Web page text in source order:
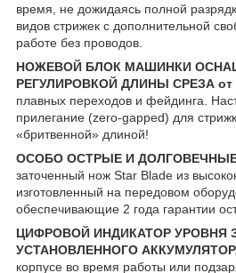
время, не дожидаясь полной
видов стрижек с дополнительной
работе без проводов.
НОЖЕВОЙ БЛОК МАШИНКИ
РЕГУЛИРОВКОЙ ДЛИНЫ СРЕЗА от
плавных переходов и фейдинга.
прилегание (zero-gapped) для
«бритвенной» длиной!
ОСОБО ОСТРЫЕ И
заточенный нож Star Blade из
изготовленный на передовом
обеспечивающие 2 года гарантии
ЦИФРОВОЙ ИНДИКАТОР УРОВНЯ
УСТАНОВЛЕННОГО
корпусе во время работы или